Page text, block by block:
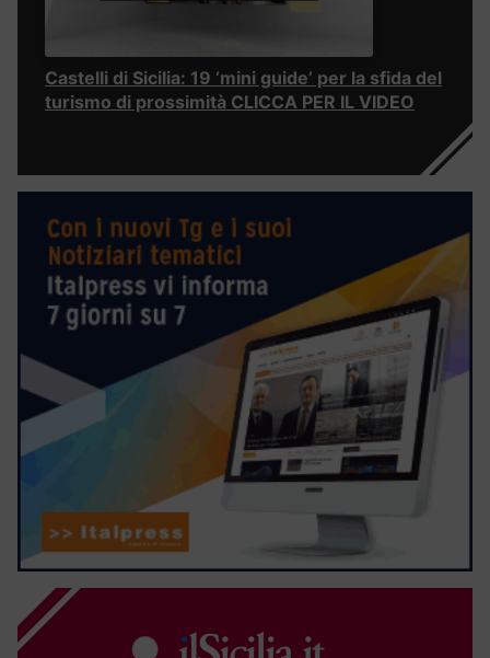
Castelli di Sicilia: 19 ‘mini guide’ per la sfida del
turismo di prossimità CLICCA PER IL VIDEO